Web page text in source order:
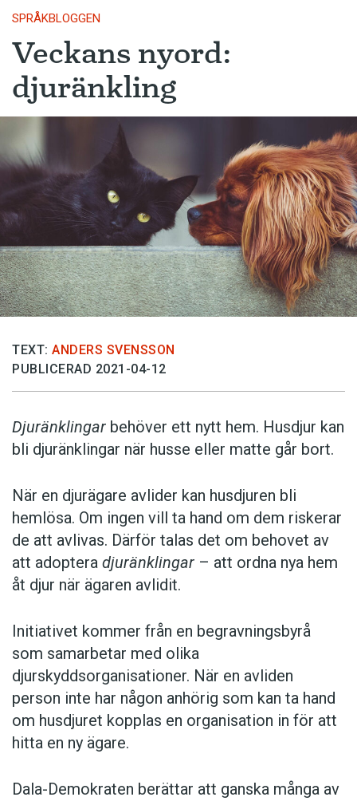
SPRÅKBLOGGEN
Veckans nyord:
djuränkling
TEXT: ANDERS SVENSSON
PUBLICERAD 2021-04-12
Djuränklingar behöver ett nytt hem. Husdjur kan
bli djuränklingar när husse eller matte går bort.
När en djurägare avlider kan husdjuren bli
hemlösa. Om ingen vill ta hand om dem riskerar
de att avlivas. Därför talas det om behovet av
att adoptera djuränklingar – att ordna nya hem
åt djur när ägaren avlidit.
Initiativet kommer från en begravningsbyrå
som samarbetar med olika
djurskyddsorganisationer. När en avliden
person inte har någon anhörig som kan ta hand
om husdjuret kopplas en organisation in för att
hitta en ny ägare.
Dala-Demokraten berättar att ganska många av